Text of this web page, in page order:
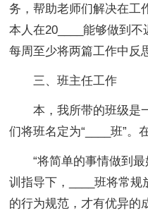
务，帮助老师们解决在工
本人在20____能够做到
每周至少将两篇工作中反
三、班主任工作
本，我所带的班级是
们将班名定为“____班”。
“将简单的事情做到
训指导下，____班将常
的行为规范，才有优异的